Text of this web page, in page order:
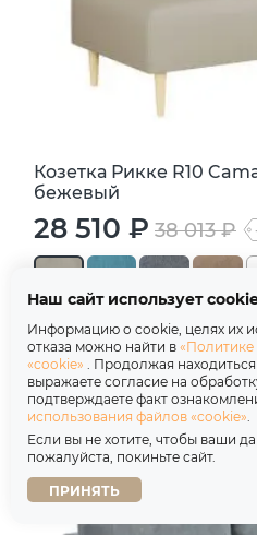
Козетка Рикке R10
бежевый
28 510 ₽ 38 013 ₽
Размер, см: Д 126 х Ш 64 х В
В
Наш сайт использует
Информацию о cookie, целях их
отказа можно найти в
«cookie» . Продолжая
выражаете согласие на
подтверждаете факт
использования файлов «cookie».
Если вы не хотите, чтобы ваши
пожалуйста, покиньте сайт.
ПРИНЯТЬ